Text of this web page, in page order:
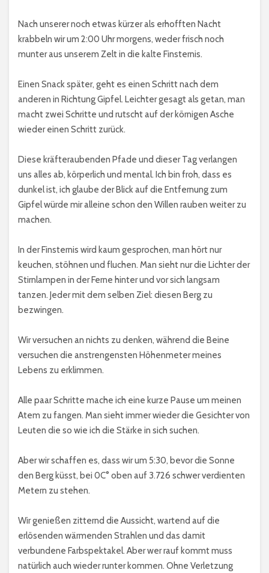
Nach unserer noch etwas kürzer als erhofften Nacht
krabbeln wir um 2:00 Uhr morgens, weder frisch noch
munter aus unserem Zelt in die kalte Finsternis.
Einen Snack später, geht es einen Schritt nach dem
anderen in Richtung Gipfel. Leichter gesagt als getan, man
macht zwei Schritte und rutscht auf der körnigen Asche
wieder einen Schritt zurück.
Diese kräfteraubenden Pfade und dieser Tag verlangen
uns alles ab, körperlich und mental. Ich bin froh, dass es
dunkel ist, ich glaube der Blick auf die Entfernung zum
Gipfel würde mir alleine schon den Willen rauben weiter zu
machen.
In der Finsternis wird kaum gesprochen, man hört nur
keuchen, stöhnen und fluchen. Man sieht nur die Lichter der
Stirnlampen in der Ferne hinter und vor sich langsam
tanzen. Jeder mit dem selben Ziel: diesen Berg zu
bezwingen.
Wir versuchen an nichts zu denken, während die Beine
versuchen die anstrengensten Höhenmeter meines
Lebens zu erklimmen.
Alle paar Schritte mache ich eine kurze Pause um meinen
Atem zu fangen. Man sieht immer wieder die Gesichter von
Leuten die so wie ich die Stärke in sich suchen.
Aber wir schaffen es, dass wir um 5:30, bevor die Sonne
den Berg küsst, bei 0C° oben auf 3.726 schwer verdienten
Metern zu stehen.
Wir genießen zitternd die Aussicht, wartend auf die
erlösenden wärmenden Strahlen und das damit
verbundene Farbspektakel. Aber wer rauf kommt muss
natürlich auch wieder runter kommen. Ohne Verletzung